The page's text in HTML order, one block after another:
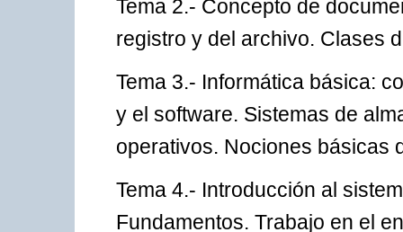
Tema 2.- Concepto de
registro y del archivo. Clases
Tema 3.- Informática básica:
y el software. Sistemas de
operativos. Nociones básicas
Tema 4.- Introducción al
Fundamentos. Trabajo en el